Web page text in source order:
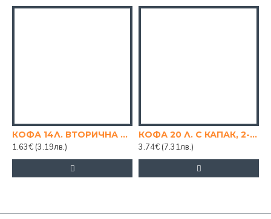
КОФА 14Л. ВТОРИЧНА ЦВЕТНА
1.63€ (3.19лв.)
КОФА 20 Л. С КАПАК, 2-РО КАЧСТВО
3.74€ (7.31лв.)